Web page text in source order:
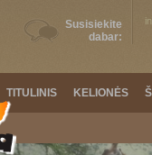
Susisiekite
dabar:
TITULINIS KELIONĖS